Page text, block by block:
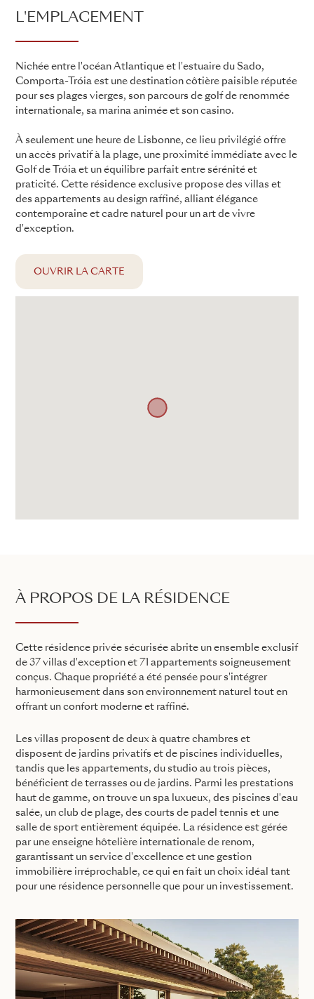
L'EMPLACEMENT
Nichée entre l'océan Atlantique et l'estuaire du Sado,
Comporta-Tróia est une destination côtière paisible réputée
pour ses plages vierges, son parcours de golf de renommée
internationale, sa marina animée et son casino.
À seulement une heure de Lisbonne, ce lieu privilégié offre
un accès privatif à la plage, une proximité immédiate avec le
Golf de Tróia et un équilibre parfait entre sérénité et
praticité. Cette résidence exclusive propose des villas et
des appartements au design raffiné, alliant élégance
contemporaine et cadre naturel pour un art de vivre
d'exception.
OUVRIR LA CARTE
À PROPOS DE LA RÉSIDENCE
Cette résidence privée sécurisée abrite un ensemble exclusif
de 37 villas d'exception et 71 appartements soigneusement
conçus. Chaque propriété a été pensée pour s'intégrer
harmonieusement dans son environnement naturel tout en
offrant un confort moderne et raffiné.
Les villas proposent de deux à quatre chambres et
disposent de jardins privatifs et de piscines individuelles,
tandis que les appartements, du studio au trois pièces,
bénéficient de terrasses ou de jardins. Parmi les prestations
haut de gamme, on trouve un spa luxueux, des piscines d'eau
salée, un club de plage, des courts de padel tennis et une
salle de sport entièrement équipée. La résidence est gérée
par une enseigne hôtelière internationale de renom,
garantissant un service d'excellence et une gestion
immobilière irréprochable, ce qui en fait un choix idéal tant
pour une résidence personnelle que pour un investissement.